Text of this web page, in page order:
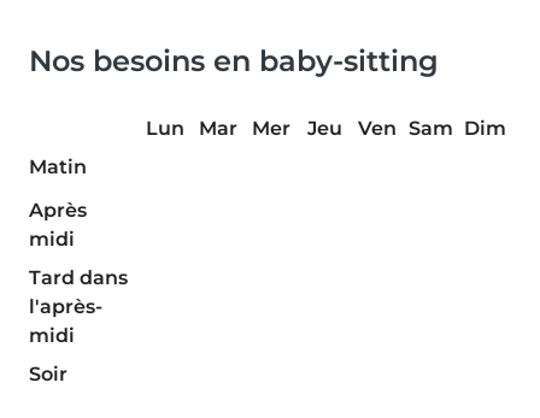
Nos besoins en baby-sitting
Lun Mar Mer Jeu Ven Sam Dim
Matin
Après
midi
Tard dans
l'après-
midi
Soir